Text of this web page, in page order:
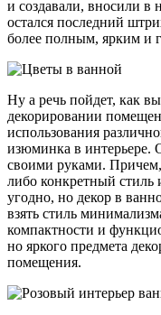
и создавали, вносили в
остался последний
более полным, ярким и
Ну а речь пойдет, как
декорировании
использования
изюминка в интерьере.
своими руками.
либо конкретный стиль
угодно, но декор в
взять стиль
компактности и
но яркого предмета
помещения.